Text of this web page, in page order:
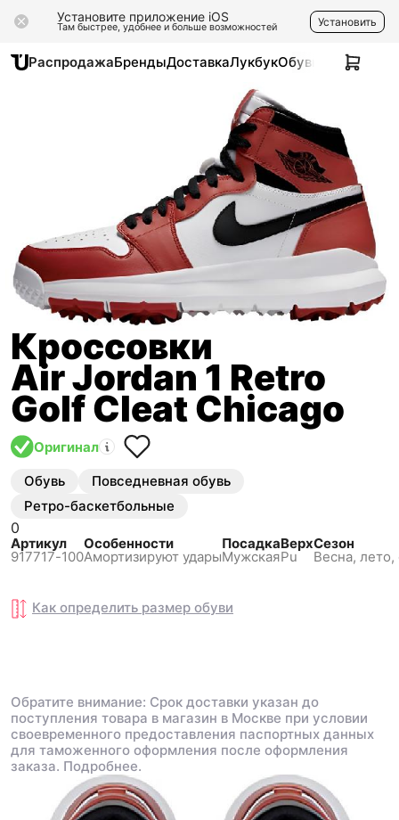
Установите приложение iOS
Там быстрее, удобнее и больше возможностей Установить
РаспродажаБрендыДоставкаЛукбукОбувь Одежда
Кроссовки
Air Jordan 1 Retro
Golf Cleat Chicago
Оригинал
Обувь
Повседневная обувь
Ретро-баскетбольные
0
Артикул
917717-100
Особенности
Амортизируют удары
Посадка
Мужская
Верх
Pu
Сезон
Весна,
Как определить размер обуви
Обратите внимание: Срок доставки указан до
поступления товара в магазин в Москве при условии
своевременного предоставления паспортных данных
для таможенного оформления после оформления
заказа. Подробнее.